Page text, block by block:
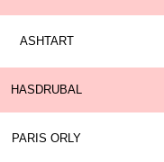
ASHTART
HASDRUBAL
PARIS ORLY